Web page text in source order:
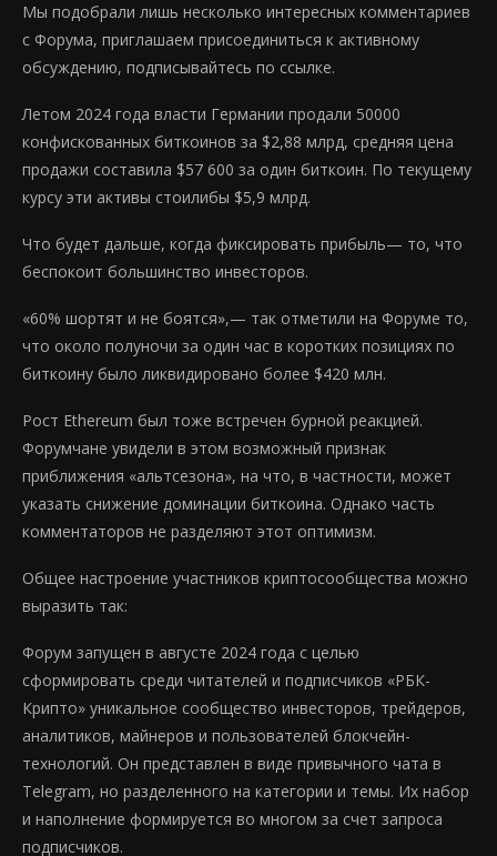
Мы подобрали лишь несколько интересных комментариев
с Форума, приглашаем присоединиться к активному
обсуждению, подписывайтесь по ссылке.
Летом 2024 года власти Германии продали 50000
конфискованных биткоинов за $2,88 млрд, средняя цена
продажи составила $57 600 за один биткоин. По текущему
курсу эти активы стоилибы $5,9 млрд.
Что будет дальше, когда фиксировать прибыль— то, что
беспокоит большинство инвесторов.
«60% шортят и не боятся»,— так отметили на Форуме то,
что около полуночи за один час в коротких позициях по
биткоину было ликвидировано более $420 млн.
Рост Ethereum был тоже встречен бурной реакцией.
Форумчане увидели в этом возможный признак
приближения «альтсезона», на что, в частности, может
указать снижение доминации биткоина. Однако часть
комментаторов не разделяют этот оптимизм.
Общее настроение участников криптосообщества можно
выразить так:
Форум запущен в августе 2024 года с целью
сформировать среди читателей и подписчиков «РБК-
Крипто» уникальное сообщество инвесторов, трейдеров,
аналитиков, майнеров и пользователей блокчейн-
технологий. Он представлен в виде привычного чата в
Telegram, но разделенного на категории и темы. Их набор
и наполнение формируется во многом за счет запроса
подписчиков.